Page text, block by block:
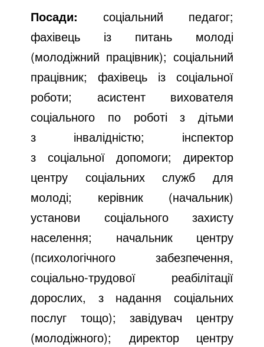
Посади: соціальний педагог;
фахівець із питань молоді
(молодіжний працівник); соціальний
працівник; фахівець із соціальної
роботи; асистент вихователя
соціального по роботі з дітьми
з інвалідністю; інспектор
з соціальної допомоги; директор
центру соціальних служб для
молоді; керівник (начальник)
установи соціального захисту
населення; начальник центру
(психологічного забезпечення,
соціально-трудової реабілітації
дорослих, з надання соціальних
послуг тощо); завідувач центру
(молодіжного); директор центру